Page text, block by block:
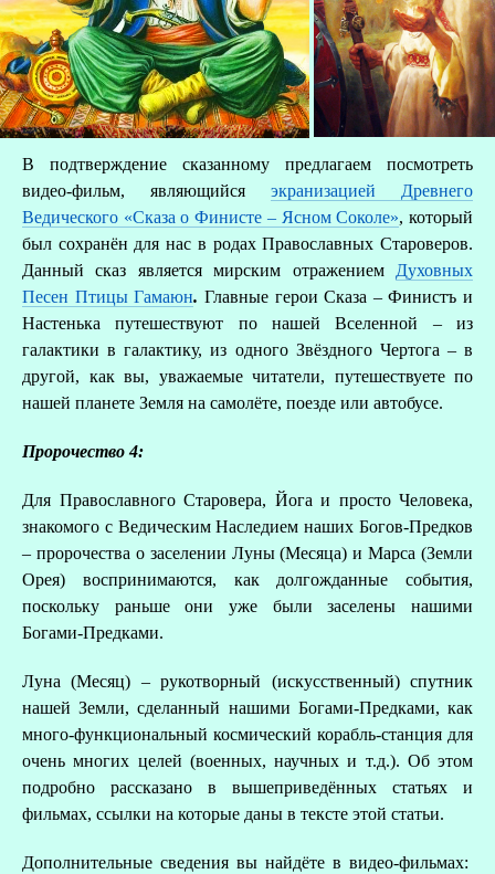
В подтверждение сказанному предлагаем посмотреть
видео-фильм, являющийся экранизацией Древнего
Ведического «Сказа о Финисте – Ясном Соколе», который
был сохранён для нас в родах Православных Староверов.
Данный сказ является мирским отражением Духовных
Песен Птицы Гамаюн. Главные герои Сказа – Финистъ и
Настенька путешествуют по нашей Вселенной – из
галактики в галактику, из одного Звёздного Чертога – в
другой, как вы, уважаемые читатели, путешествуете по
нашей планете Земля на самолёте, поезде или автобусе.
Пророчество 4:
Для Православного Старовера, Йога и просто Человека,
знакомого с Ведическим Наследием наших Богов-Предков
– пророчества о заселении Луны (Месяца) и Марса (Земли
Орея) воспринимаются, как долгожданные события,
поскольку раньше они уже были заселены нашими
Богами-Предками.
Луна (Месяц) – рукотворный (искусственный) спутник
нашей Земли, сделанный нашими Богами-Предками, как
много-функциональный космический корабль-станция для
очень многих целей (военных, научных и т.д.). Об этом
подробно рассказано в вышеприведённых статьях и
фильмах, ссылки на которые даны в тексте этой статьи.
Дополнительные сведения вы найдёте в видео-фильмах: